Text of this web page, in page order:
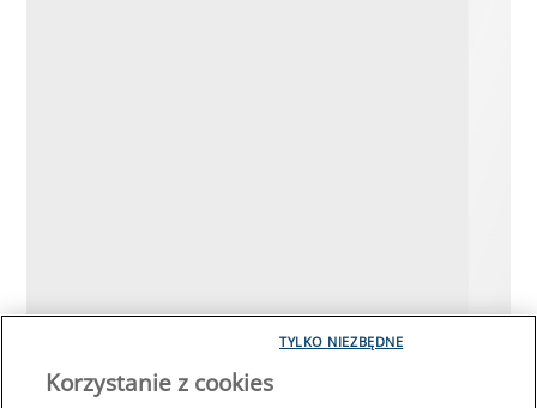
Korzystanie z cookies
TYLKO NIEZBĘDNE